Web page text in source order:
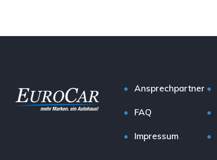
Ansprechpartner
FAQ
Impressum